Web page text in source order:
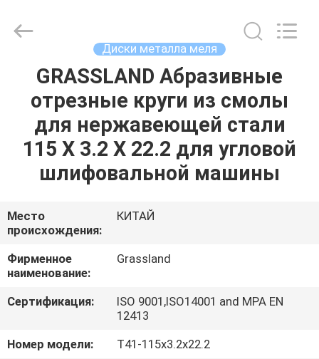
ДОМ
ПРОДУКТЫ
ПУТЕШЕСТВИЕ
ФАБРИКИ
ПРОВЕРКА
Диски металла меля
GRASSLAND Абразивные
отрезные круги из смолы
для нержавеющей стали
115 X 3.2 X 22.2 для угловой
шлифовальной машины
Место
происхождения:
КИТАЙ
Фирменное
наименование:
Grassland
Сертификация:
ISO 9001,ISO14001 and MPA EN
12413
Номер модели:
T41-115x3.2x22.2